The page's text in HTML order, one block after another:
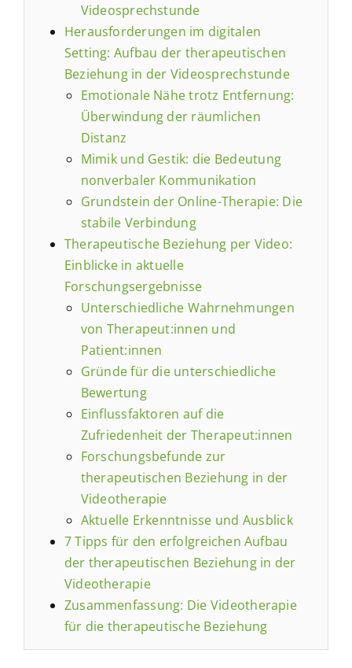
Videosprechstunde
Herausforderungen im digitalen
Setting: Aufbau der therapeutischen
Beziehung in der Videosprechstunde
Emotionale Nähe trotz Entfernung:
Überwindung der räumlichen
Distanz
Mimik und Gestik: die Bedeutung
nonverbaler Kommunikation
Grundstein der Online-Therapie: Die
stabile Verbindung
Therapeutische Beziehung per Video:
Einblicke in aktuelle
Forschungsergebnisse
Unterschiedliche Wahrnehmungen
von Therapeut:innen und
Patient:innen
Gründe für die unterschiedliche
Bewertung
Einflussfaktoren auf die
Zufriedenheit der Therapeut:innen
Forschungsbefunde zur
therapeutischen Beziehung in der
Videotherapie
Aktuelle Erkenntnisse und Ausblick
7 Tipps für den erfolgreichen Aufbau
der therapeutischen Beziehung in der
Videotherapie
Zusammenfassung: Die Videotherapie
für die therapeutische Beziehung